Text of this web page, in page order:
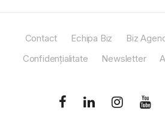
Contact Echipa Biz Biz
Confidențialitate
Newsletter